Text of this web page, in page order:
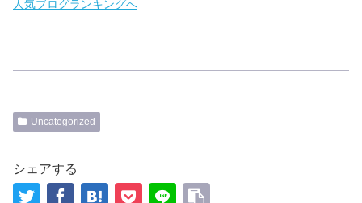
人気ブログランキングへ
Uncategorized
シェアする